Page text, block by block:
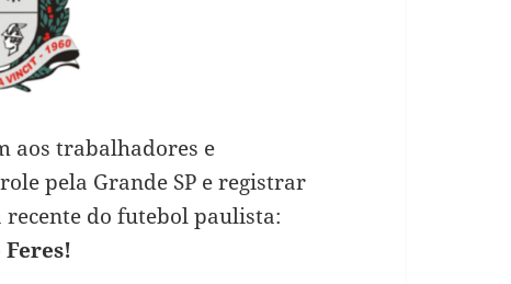
aos trabalhadores e
pela Grande SP e registrar
do futebol paulista: